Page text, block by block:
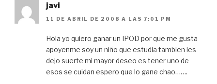
javi
11 DE ABRIL DE 2008 A LAS 7:01 PM
Hola yo quiero ganar un IPOD por que me gusta
apoyenme soy un niño que estudia tambien les
dejo suerte mi mayor deseo es tener uno de
esos se cuidan espero que lo gane chao…….